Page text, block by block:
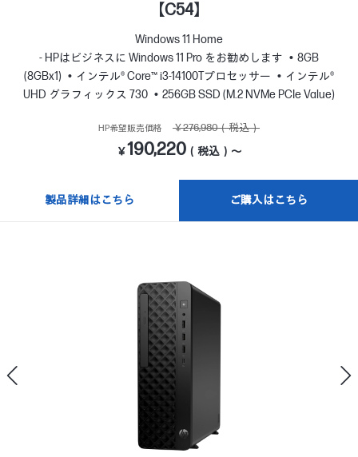
【C54】
Windows 11 Home
- HPはビジネスに Windows 11 Pro をお勧めします
8GB
(8GBx1)
インテル® Core™ i3-14100Tプロセッサー
インテル®
UHD グラフィックス 730
256GB SSD (M.2 NVMe PCIe Value)
HP希望販売価格 ￥276,980（税込）
￥190,220 （税込）～
製品詳細はこちら ご購入はこちら